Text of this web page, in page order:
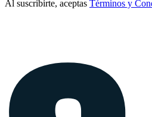
Al suscribirte, aceptas Términos y